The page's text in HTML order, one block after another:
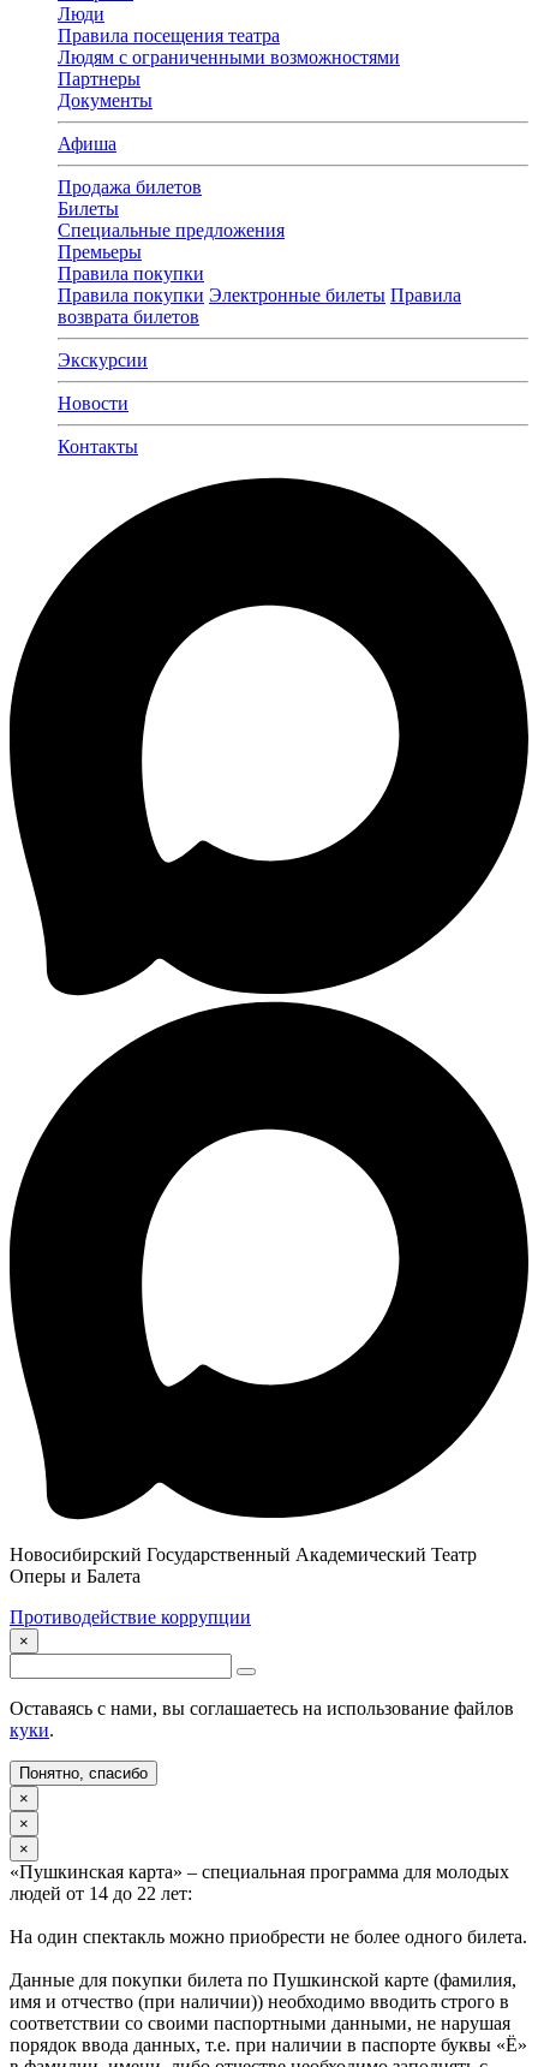
Люди
Правила посещения театра
Людям с ограниченными возможностями
Партнеры
Документы
Афиша
Продажа билетов
Билеты
Специальные предложения
Премьеры
Правила покупки
Правила покупки Электронные билеты Правила
возврата билетов
Экскурсии
Новости
Контакты
Новосибирский Государственный Академический Театр
Оперы и Балета
Противодействие коррупции
×
Оставаясь с нами, вы соглашаетесь на использование файлов
куки.
Понятно, спасибо
×
×
×
«Пушкинская карта» – специальная программа для молодых
людей от 14 до 22 лет:
На один спектакль можно приобрести не более одного билета.
Данные для покупки билета по Пушкинской карте (фамилия,
имя и отчество (при наличии)) необходимо вводить строго в
соответствии со своими паспортными данными, не нарушая
порядок ввода данных, т.е. при наличии в паспорте буквы «Ё»